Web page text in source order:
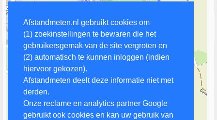
Afstandmeten.nl gebruikt cookies om
(1) zoekinstellingen te bewaren die het
gebruikersgemak van de site vergroten en
(2) automatisch te kunnen inloggen (indien
hiervoor gekozen).
Afstandmeten deelt deze informatie niet met
derden.
Onze reclame en analytics partner Google
gebruikt ook cookies en kan uw gebruik van